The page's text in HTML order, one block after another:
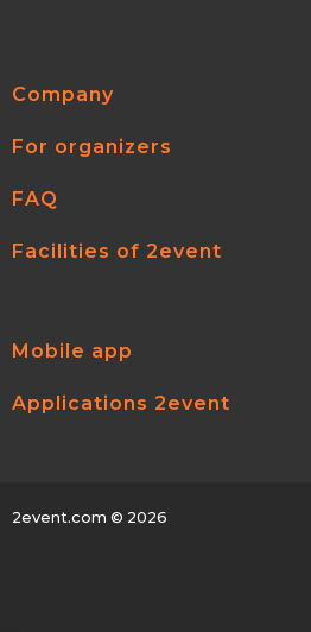
Company
For organizers
FAQ
Facilities of 2event
Mobile app
Applications 2event
2event.com © 2026